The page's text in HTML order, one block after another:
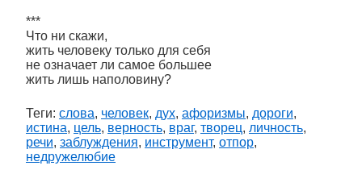
***
Что ни скажи,
жить человеку только для себя
не означает ли самое большее
жить лишь наполовину?
Теги: слова, человек, дух, афоризмы, дороги,
истина, цель, верность, враг, творец, личность,
речи, заблуждения, инструмент, отпор,
недружелюбие